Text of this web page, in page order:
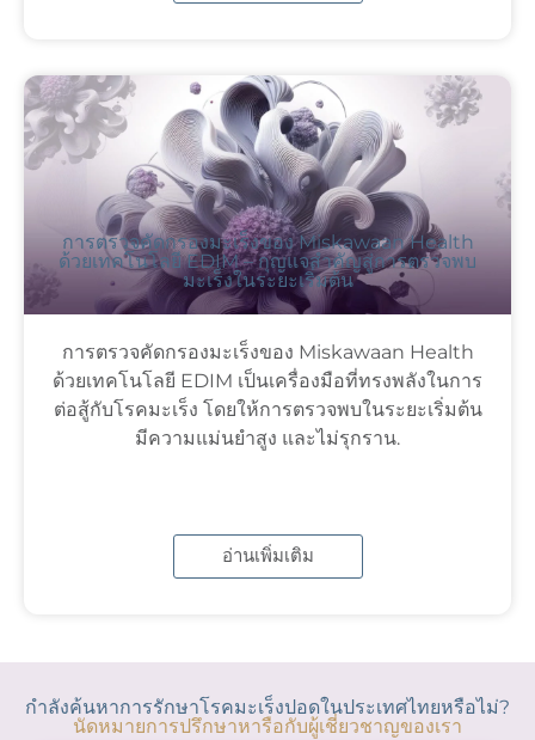
การตรวจคัดกรองมะเร็งของ Miskawaan Health
ด้วยเทคโนโลยี EDIM – กุญแจสำคัญสู่การตรวจพบ
มะเร็งในระยะเริ่มต้น
การตรวจคัดกรองมะเร็งของ Miskawaan Health
ด้วยเทคโนโลยี EDIM เป็นเครื่องมือที่ทรงพลังในการ
ต่อสู้กับโรคมะเร็ง โดยให้การตรวจพบในระยะเริ่มต้น
มีความแม่นยำสูง และไม่รุกราน.
อ่านเพิ่มเติม
กำลังค้นหาการรักษาโรคมะเร็งปอดในประเทศไทยหรือไม่?
นัดหมายการปรึกษาหารือกับผู้เชี่ยวชาญของเรา